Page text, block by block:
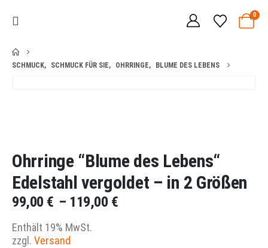
0
SCHMUCK, SCHMUCK FÜR SIE, OHRRINGE, BLUME DES LEBENS
Ohrringe “Blume des Lebens“
Edelstahl vergoldet – in 2 Größen
99,00 € – 119,00 €
Enthält 19% MwSt.
zzgl. Versand